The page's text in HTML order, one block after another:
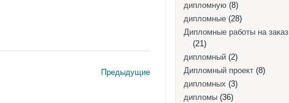
Предыдущие
дипломную (8)
дипломные (28)
Дипломные работы на заказ
(21)
дипломный (2)
Дипломный проект (8)
дипломных (3)
дипломы (36)